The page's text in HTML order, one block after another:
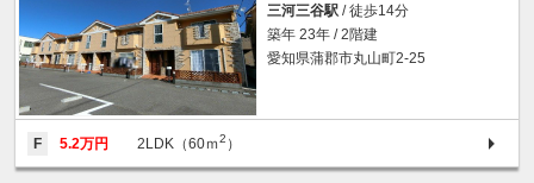
三河三谷駅 / 徒歩14分
築年 23年 / 2階建
愛知県蒲郡市丸山町2-25
F 5.2万円 2LDK（60ｍ2 ）